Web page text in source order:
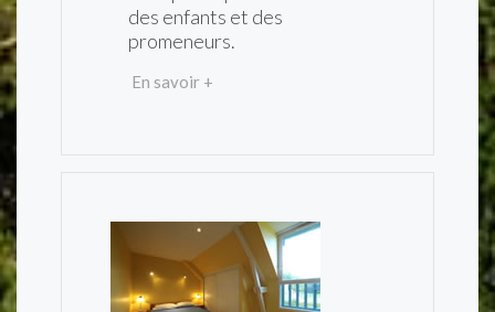
des enfants et des
promeneurs.
En savoir +